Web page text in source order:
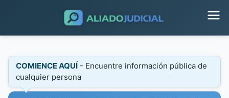
COMIENCE AQUÍ - Encuentre información pública de
cualquier persona